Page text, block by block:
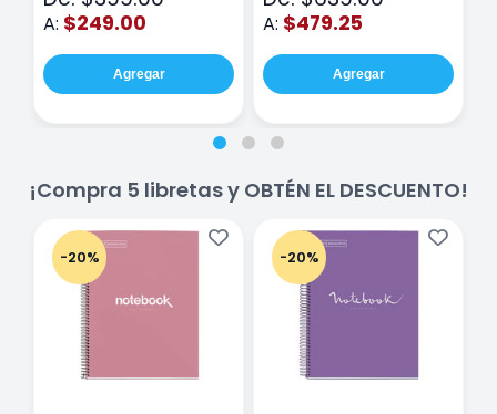
A: $249.00
Agregar
A: $479.25
Agregar
¡Compra 5 libretas y OBTÉN EL DESCUENTO!
-20% -20%